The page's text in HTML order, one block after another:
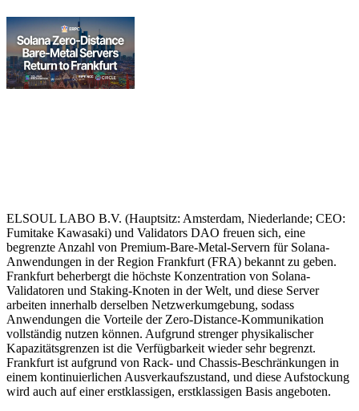
ELSOUL LABO B.V. (Hauptsitz: Amsterdam, Niederlande; CEO:
Fumitake Kawasaki) und Validators DAO freuen sich, eine
begrenzte Anzahl von Premium-Bare-Metal-Servern für Solana-
Anwendungen in der Region Frankfurt (FRA) bekannt zu geben.
Frankfurt beherbergt die höchste Konzentration von Solana-
Validatoren und Staking-Knoten in der Welt, und diese Server
arbeiten innerhalb derselben Netzwerkumgebung, sodass
Anwendungen die Vorteile der Zero-Distance-Kommunikation
vollständig nutzen können. Aufgrund strenger physikalischer
Kapazitätsgrenzen ist die Verfügbarkeit wieder sehr begrenzt.
Frankfurt ist aufgrund von Rack- und Chassis-Beschränkungen in
einem kontinuierlichen Ausverkaufszustand, und diese Aufstockung
wird auch auf einer erstklassigen, erstklassigen Basis angeboten.